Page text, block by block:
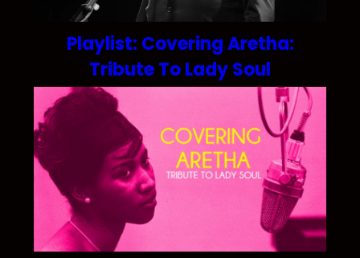
Playlist: Covering Aretha:
Tribute To Lady Soul